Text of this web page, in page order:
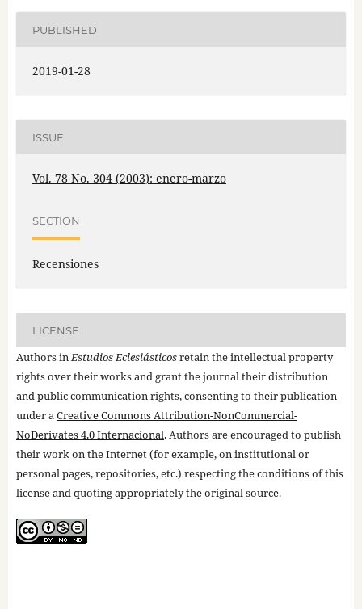
PUBLISHED
2019-01-28
ISSUE
Vol. 78 No. 304 (2003): enero-marzo
SECTION
Recensiones
LICENSE
Authors inEstudios Eclesiásticosretain the intellectual property
rights over their works and grant the journal their distribution
and public communication rights, consenting to their publication
under aCreative Commons Attribution-NonCommercial-
NoDerivates 4.0 Internacional. Authors are encouraged to publish
their work on the Internet (for example, on institutional or
personal pages, repositories, etc.) respecting the conditions of this
license and quoting appropriately the original source.